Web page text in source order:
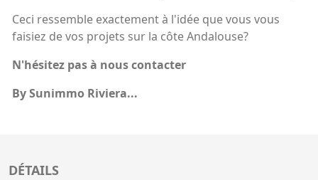
Ceci ressemble exactement à l'idée que vous vous
faisiez de vos projets sur la côte Andalouse?
N'hésitez pas à nous contacter
By Sunimmo Riviera...
DÉTAILS